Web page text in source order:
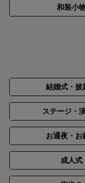
和装小
結婚式・披
ステージ・
お通夜・お
成人式